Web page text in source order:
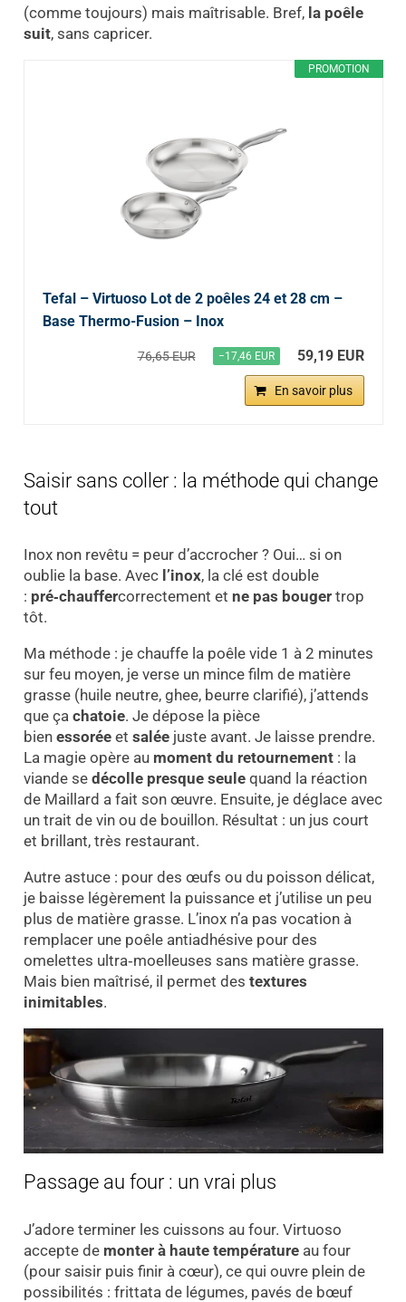
(comme toujours) mais maîtrisable. Bref, la poêle
suit, sans capricer.
PROMOTION
Tefal – Virtuoso Lot de 2 poêles 24 et 28 cm –
Base Thermo-Fusion – Inox
76,65 EUR −17,46 EUR 59,19 EUR
En savoir plus
Saisir sans coller : la méthode qui change
tout
Inox non revêtu = peur d’accrocher ? Oui… si on
oublie la base. Avec l’inox, la clé est double
: pré‑chauffercorrectement et ne pas bougertrop
tôt.
Ma méthode : je chauffe la poêle vide 1 à 2 minutes
sur feu moyen, je verse un mince film de matière
grasse (huile neutre, ghee, beurre clarifié), j’attends
que ça chatoie. Je dépose la pièce
bien essoréeet saléejuste avant. Je laisse prendre.
La magie opère au moment du retournement: la
viande se décolle presque seulequand la réaction
de Maillard a fait son œuvre. Ensuite, je déglace avec
un trait de vin ou de bouillon. Résultat : un jus court
et brillant, très restaurant.
Autre astuce : pour des œufs ou du poisson délicat,
je baisse légèrement la puissance et j’utilise un peu
plus de matière grasse. L’inox n’a pas vocation à
remplacer une poêle antiadhésive pour des
omelettes ultra‑moelleuses sans matière grasse.
Mais bien maîtrisé, il permet des textures
inimitables.
Passage au four : un vrai plus
J’adore terminer les cuissons au four. Virtuoso
accepte de monter à haute températureau four
(pour saisir puis finir à cœur), ce qui ouvre plein de
possibilités : frittata de légumes, pavés de bœuf